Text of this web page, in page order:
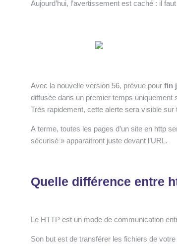
Aujourd’hui, l’avertissement est caché : il
Avec la nouvelle version 56, prévue pour fin
diffusée dans un premier temps
Très rapidement, cette alerte sera visible
A terme, toutes les pages d’un site en http
sécurisé » apparaitront juste devant l’URL.
Quelle différence entre
Le HTTP est un mode de communication
Son but est de transférer les fichiers de